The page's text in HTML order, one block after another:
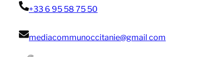
+33 6 95 58 75 50
mediacommunoccitanie@gmail com